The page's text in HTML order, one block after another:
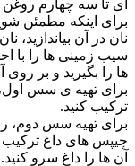
ای تا سه چهارم روغن
برای اینکه مطمئن
نان در آن بیاندازید، نان در ۱۰ ثانیه طلایی
سیب زمینی ها را با
ها را بگیرید و بر روی
برای تهیه ی سس
ترکیب کنید.
برای تهیه سس دوم،
چیپس های داغ ترکیب
آن ها را داغ سرو کنید.